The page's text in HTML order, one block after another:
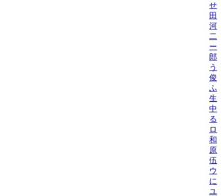
せ
田
河
二
ー
郎
う
俊/
ふ
生
中
る
ロ
和
原
伍/
ウ
に
ユ